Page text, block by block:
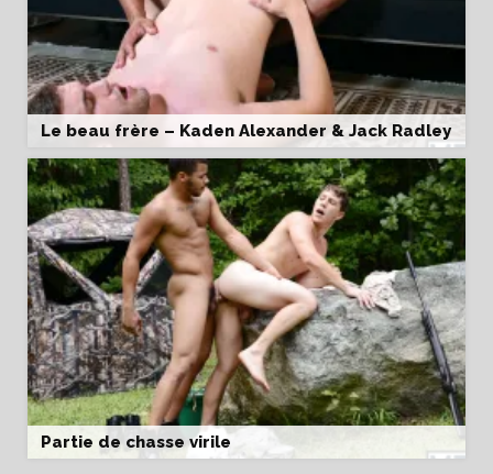
Le beau frère – Kaden Alexander & Jack Radley
Partie de chasse virile